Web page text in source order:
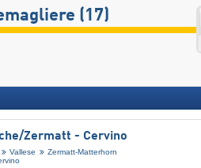
(17)
​Zermatt - Cervino
Vallese
Zermatt-Matterhorn